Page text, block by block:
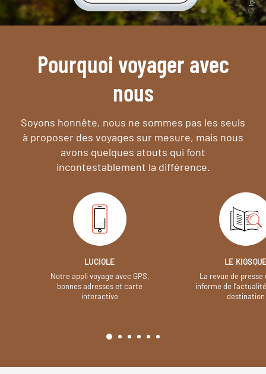
Pourquoi voyager avec
nous
Soyons honnête, nous ne sommes pas les seuls
à proposer des voyages sur mesure, mais nous
avons quelques atouts qui font
incontestablement la différence.
LUCIOLE
Notre appli voyage avec GPS,
bonnes adresses et carte
interactive
LE
La revue de presse
informe de
destination